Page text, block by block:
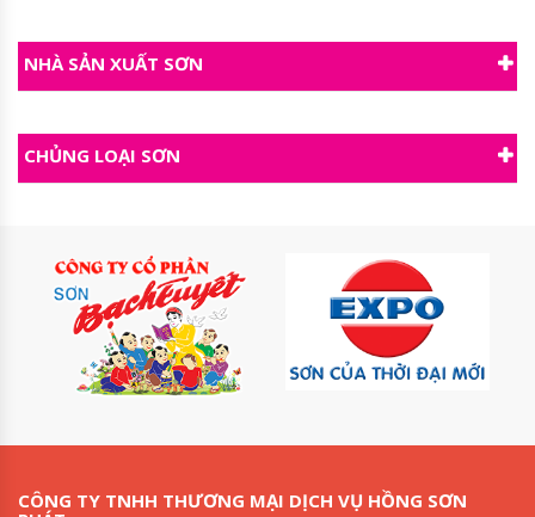
NHÀ SẢN XUẤT SƠN
CHỦNG LOẠI SƠN
CÔNG TY TNHH THƯƠNG MẠI DỊCH VỤ HỒNG SƠN